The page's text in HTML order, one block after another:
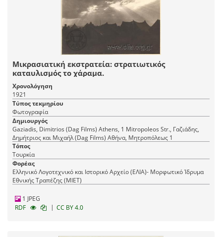
Μικρασιατική εκστρατεία: στρατιωτικός
καταυλισμός το χάραμα.
Χρονολόγηση
1921
Τύπος τεκμηρίου
Φωτογραφία
Δημιουργός
Gaziadis, Dimitrios (Dag Films) Athens, 1 Mitropoleos Str., Γαζιάδης,
Δημήτριος και Μιχαήλ (Dag Films) Αθήνα, Mητροπόλεως 1
Τόπος
Τουρκία
Φορέας
Ελληνικό Λογοτεχνικό και Ιστορικό Αρχείο (ΕΛΙΑ)- Μορφωτικό Ίδρυμα
Εθνικής Τραπέζης (ΜΙΕΤ)
1 JPEG
RDF
| CC BY 4.0